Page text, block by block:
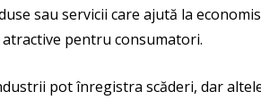
sau servicii care ajută la
pentru consumatori.
pot înregistra scăderi, dar